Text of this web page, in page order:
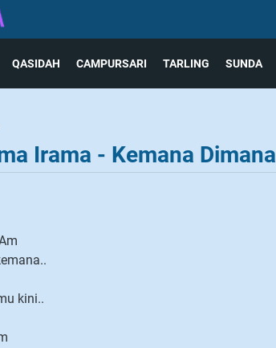
QASIDAH CAMPURSARI TARLING SUNDA
Irama - Kemana Dimana
kini..